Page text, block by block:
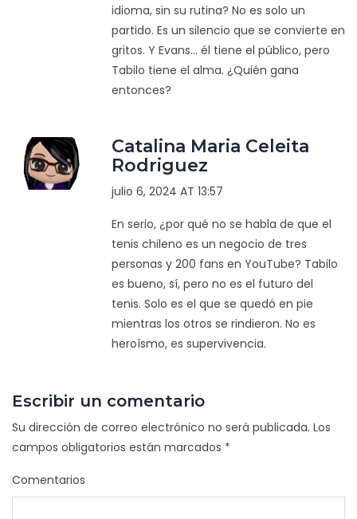
idioma, sin su rutina? No es solo un
partido. Es un silencio que se convierte en
gritos. Y Evans... él tiene el público, pero
Tabilo tiene el alma. ¿Quién gana
entonces?
Catalina Maria Celeita
Rodriguez
julio 6, 2024 AT 13:57
En serio, ¿por qué no se habla de que el
tenis chileno es un negocio de tres
personas y 200 fans en YouTube? Tabilo
es bueno, sí, pero no es el futuro del
tenis. Solo es el que se quedó en pie
mientras los otros se rindieron. No es
heroísmo, es supervivencia.
Escribir un comentario
Su dirección de correo electrónico no será publicada. Los
campos obligatorios están marcados *
Comentarios